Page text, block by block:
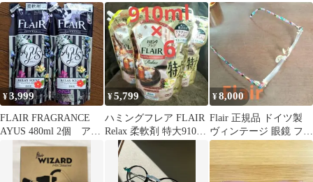
剤 詰め替え リフィル
特大
ンス スタイリングミス
ト 3袋
ハギレ
¥3,999
FLAIR FRAGRANCE
AYUS 480ml 2個 アー
ユス フレア
¥5,799
ハミングフレア FLAIR
Relax 柔軟剤 特大910ml
6袋 詰め替え
¥8,000
Flair 正規品 ドイツ製
ヴィンテージ 眼鏡 フレ
アー メガネ